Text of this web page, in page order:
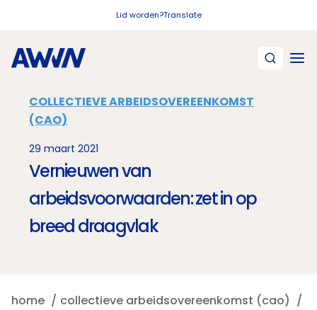
Lid worden?Translate
COLLECTIEVE ARBEIDSOVEREENKOMST
(CAO)
29 maart 2021
Vernieuwen van
arbeidsvoorwaarden: zet in op
breed draagvlak
home
collectieve arbeidsovereenkomst (cao)